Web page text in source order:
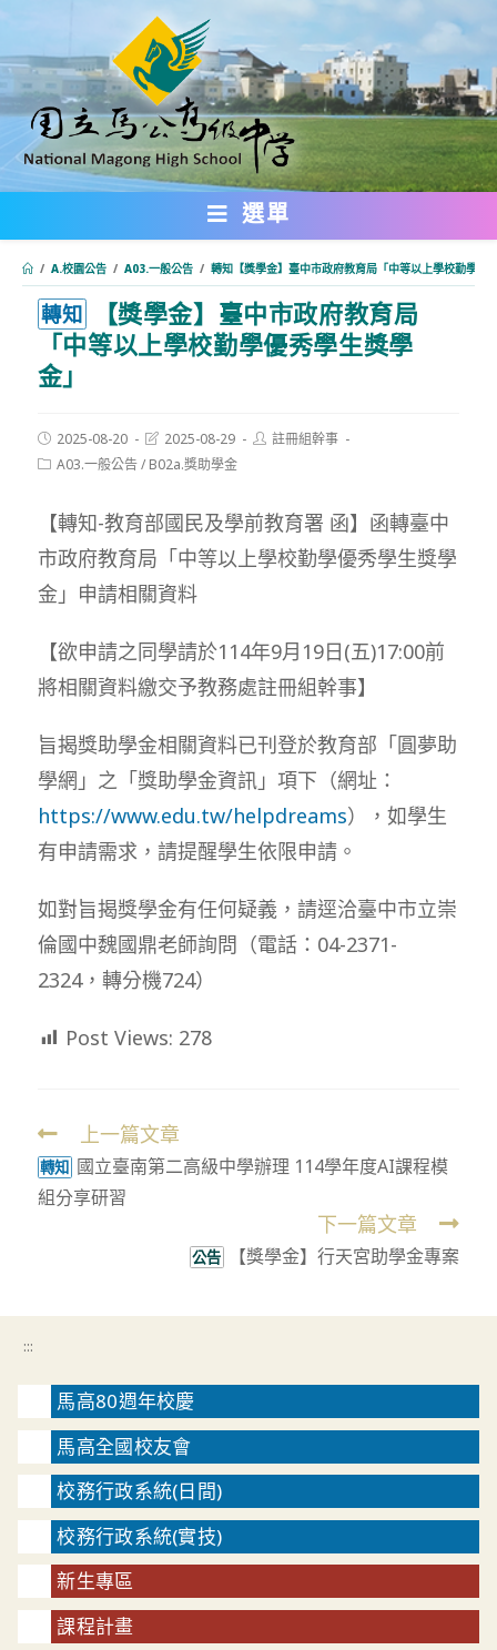
轉
主
要
內
選單
/ A.校園公告 / A03.一般公告 / 轉知【獎學金】臺中市政府教育局「中等以上學校勤學優
轉知
【獎學金】臺中市政府教育局
「中等以上學校勤學優秀學生獎學
金」
Post
published:
2025-08-20
Post
modified:
2025-08-29
Post註冊組幹事
PostA03.一般公告/ B02a.獎助學金
【轉知-教育部國民及學前教育署 函】函轉臺中
市政府教育局「中等以上學校勤學優秀學生獎學
金」申請相關資料
【欲申請之同學請於114年9月19日(五)17:00前
將相關資料繳交予教務處註冊組幹事】
旨揭獎助學金相關資料已刊登於教育部「圓夢助
學網」之「獎助學金資訊」項下（網址：
https://www.edu.tw/helpdreams），如學生
有申請需求，請提醒學生依限申請。
如對旨揭獎學金有任何疑義，請逕洽臺中市立崇
倫國中魏國鼎老師詢問（電話：04-2371-
2324，轉分機724）
Post Views: 278
Read
more
articles
上一篇文章
轉知 國立臺南第二高級中學辦理 114學年度AI課程模
組分享研習
下一篇文章
公告 【獎學金】行天宮助學金專案
:::
馬高80週年校慶
馬高全國校友會
校務行政系統(日間)
校務行政系統(實技)
新生專區
課程計畫